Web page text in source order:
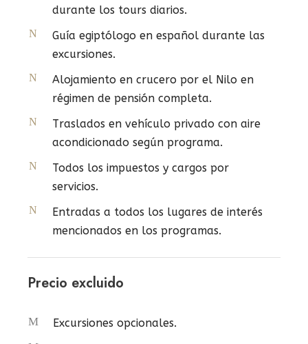
durante los tours diarios.
Guía egiptólogo en español durante las
excursiones.
Alojamiento en crucero por el Nilo en
régimen de pensión completa.
Traslados en vehículo privado con aire
acondicionado según programa.
Todos los impuestos y cargos por
servicios.
Entradas a todos los lugares de interés
mencionados en los programas.
Precio excluido
Excursiones opcionales.